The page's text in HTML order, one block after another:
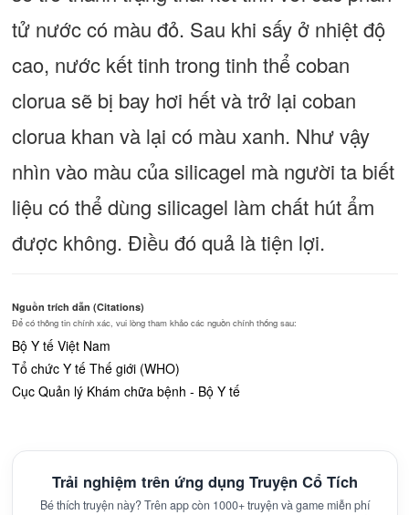
tử nước có màu đỏ. Sau khi sấy ở nhiệt độ
cao, nước kết tinh trong tinh thể coban
clorua sẽ bị bay hơi hết và trở lại coban
clorua khan và lại có màu xanh. Như vậy
nhìn vào màu của silicagel mà người ta biết
liệu có thể dùng silicagel làm chất hút ẩm
được không. Điều đó quả là tiện lợi.
Nguồn trích dẫn (Citations)
Để có thông tin chính xác, vui lòng tham khảo các nguồn chính thống sau:
Bộ Y tế Việt Nam
Tổ chức Y tế Thế giới (WHO)
Cục Quản lý Khám chữa bệnh - Bộ Y tế
Trải nghiệm trên ứng dụng Truyện Cổ Tích
Bé thích truyện này? Trên app còn 1000+ truyện và game miễn phí